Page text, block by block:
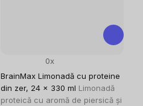
BrainMax Limonadă cu proteine ​​
din zer, 24 x 330 ml Limonadă
proteică cu aromă de piersică și
0x